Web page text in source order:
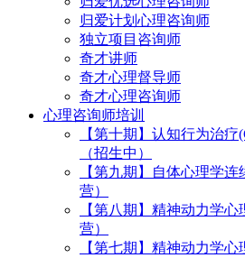
归爱计划心理咨询师
独立项目咨询师
奇才讲师
奇才心理督导师
奇才心理咨询师
心理咨询师培训
【第十期】认知行为治
（招生中）
【第九期】自体心理学
营）
【第八期】精神动力学
营）
【第七期】精神动力学